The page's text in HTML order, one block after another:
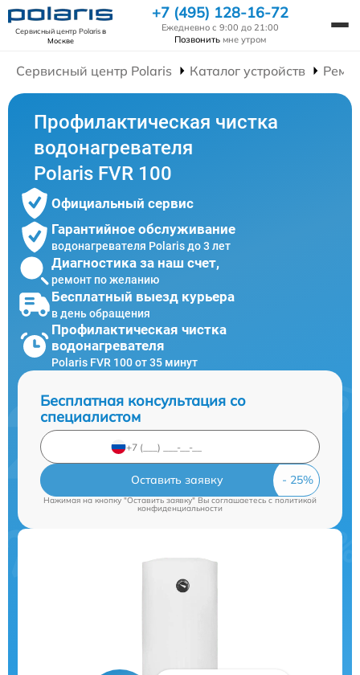
Сервисный центр Polarisв
Москве
+7 (495) 128-16-72
Ежедневно с 9:00 до 21:00
Позвонить мне утром
Сервисный центр Polaris Каталог устройств
Профилактическая чистка
водонагревателя
Polaris FVR 100
Официальный сервис
Гарантийное обслуживание
водонагревателя Polaris до 3 лет
Диагностика за наш счет,
ремонт по желанию
Бесплатный выезд курьера
в день обращения
Профилактическая чистка
водонагревателя
Polaris FVR 100 от 35 минут
Бесплатная консультация со
специалистом
Оставить заявку
Нажимая на кнопку "Оставить заявку" Вы соглашаетесь cполитикой
конфиденциальности